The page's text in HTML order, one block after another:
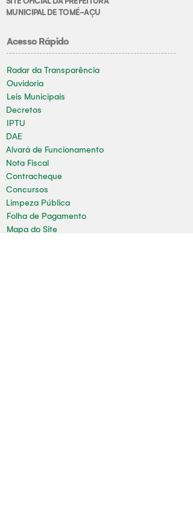
MUNICIPAL DE TOMÉ-AÇU
Acesso Rápido
Radar da Transparência
Ouvidoria
Leis Municipais
Decretos
IPTU
DAE
Alvará de Funcionamento
Nota Fiscal
Contracheque
Concursos
Limpeza Pública
Folha de Pagamento
Mapa do Site